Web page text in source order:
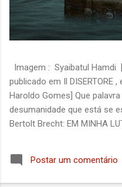
Imagem : Syaibatul Hamdi
publicado em Il DISERTORE
Haroldo Gomes] Que
desumanidade que está se
Bertolt Brecht: EM MINHA
APENAS O SEGUNDO ME
TRABALHO O horror que
Postar um comentário